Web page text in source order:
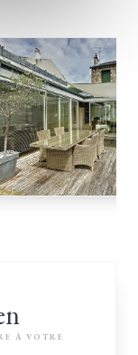
À VOTRE